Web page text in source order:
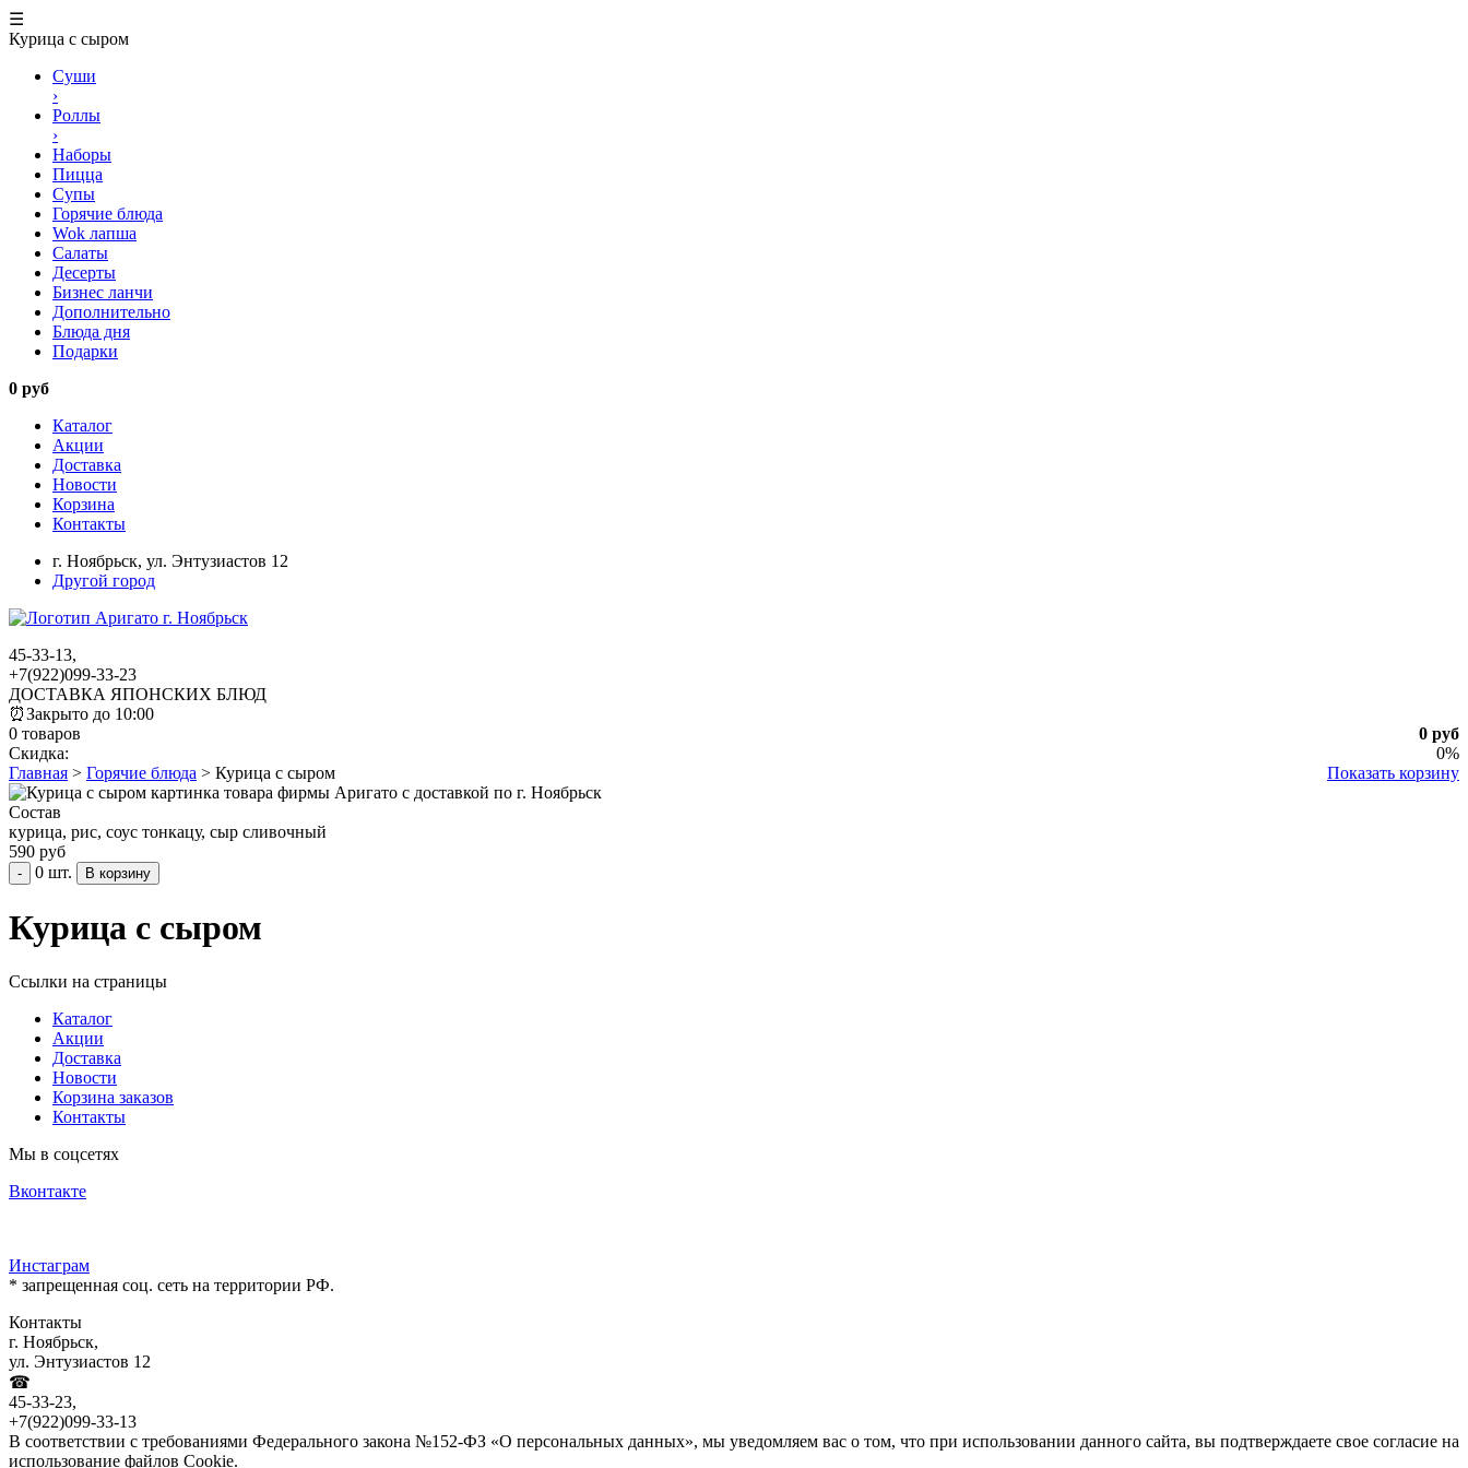
☰
Курица с сыром
Суши
›
Роллы
›
Наборы
Пицца
Супы
Горячие блюда
Wok лапша
Салаты
Десерты
Бизнес ланчи
Дополнительно
Блюда дня
Подарки
0 руб
Каталог
Акции
Доставка
Новости
Корзина
Контакты
г. Ноябрьск, ул. Энтузиастов 12
Другой город
45-33-13,
+7(922)099-33-23
ДОСТАВКА ЯПОНСКИХ БЛЮД
⏰Закрыто до 10:00
0 руб
0 товаров
Скидка:
0%
Показать корзину
Главная > Горячие блюда > Курица с сыром
Состав
курица, рис, соус тонкацу, сыр сливочный
590 руб
- 0 шт.
Курица с сыром
Ссылки на страницы
Каталог
Акции
Доставка
Новости
Корзина заказов
Контакты
Мы в соцсетях
Вконтакте
Инстаграм
* запрещенная соц. сеть на территории РФ.
Контакты
г. Ноябрьск,
ул. Энтузиастов 12
☎
45-33-23,
+7(922)099-33-13
В соответствии с требованиями Федерального закона №152-ФЗ «О персональных данных», мы уведомляем вас о том, что при использовании данного сайта, вы подтверждаете свое согласие на
использование файлов Cookie.